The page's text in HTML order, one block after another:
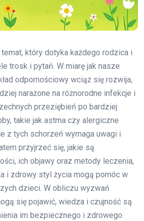
który dotyka każdego rodzica i
trosk i pytań. W miarę jak nasze
odpornościowy wciąż się rozwija,
narażone na różnorodne infekcje i
przeziębień po bardziej
takie jak astma czy alergiczne
z tych schorzeń wymaga uwagi i
przyjrzeć się, jakie są
ich objawy oraz metody leczenia,
i zdrowy styl życia mogą pomóc w
dzieci. W obliczu wyzwań
się pojawić, wiedza i czujność są
im bezpiecznego i zdrowego